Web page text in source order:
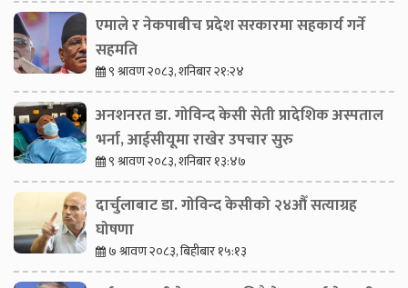
एमाले र नेकपाबीच प्रदेश सरकारमा सहकार्य गर्ने
सहमति
९ श्रावण २०८३, शनिबार २१:२४
अनशनरत डा. गोविन्द केसी सेती प्रादेशिक अस्पताल
भर्ना, आईसीयूमा राखेर उपचार सुरु
९ श्रावण २०८३, शनिबार १३:४७
दार्चुलाबाट डा. गोविन्द केसीको २४औँ सत्याग्रह
घोषणा
७ श्रावण २०८३, बिहीबार १५:१३